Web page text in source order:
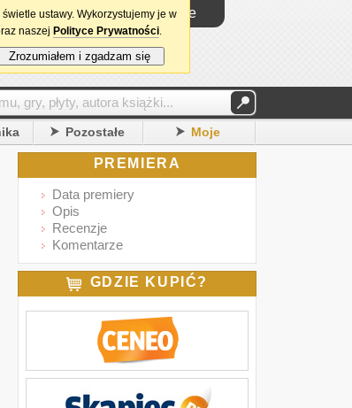
Logowanie
Pozostałe Moje
PREMIERA
Data premiery
Opis
Recenzje
Komentarze
GDZIE KUPIĆ?
ustawy. Wykorzystujemy je w
naszej Polityce Prywatności.
Zrozumiałem i zgadzam się